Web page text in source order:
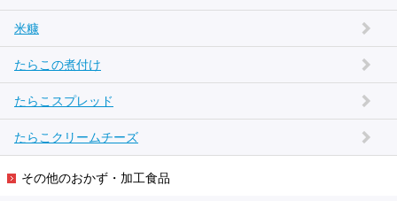
米糠
たらこの煮付け
たらこスプレッド
たらこクリームチーズ
その他のおかず・加工食品